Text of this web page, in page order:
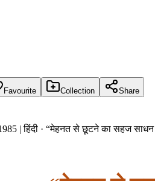
Favourite Collection Share
| हिंदी · “मेहनत से छूटने का सहज साधन